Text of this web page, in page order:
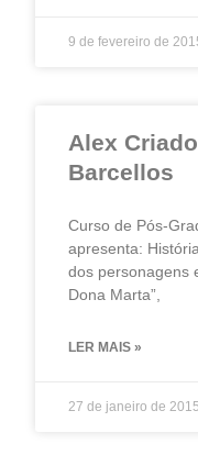
9 de fevereiro de
Alex
Barcellos
Curso de Pós-
apresenta:
dos personagens
Dona Marta”,
LER MAIS »
27 de janeiro de 2015